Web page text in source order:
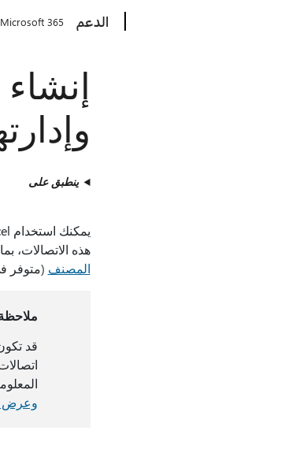
الدعم Microsoft 365
ينطبق على
هذه الاتصالات،
المصنف (متوفر
قد
وعرض